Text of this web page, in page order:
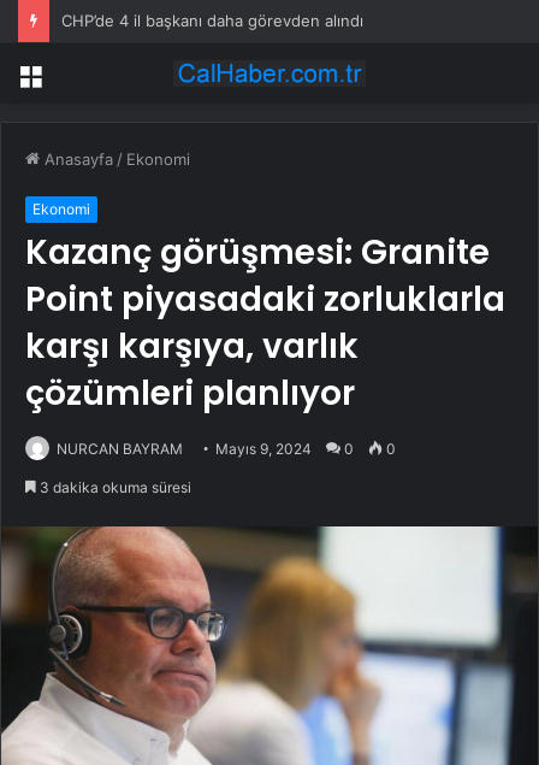
CHP’de 4 il başkanı daha görevden alındı
Menü
Anasayfa / Ekonomi
Ekonomi
Kazanç görüşmesi: Granite
Point piyasadaki zorluklarla
karşı karşıya, varlık
çözümleri planlıyor
NURCAN BAYRAM Mayıs 9, 2024 0 0
3 dakika okuma süresi